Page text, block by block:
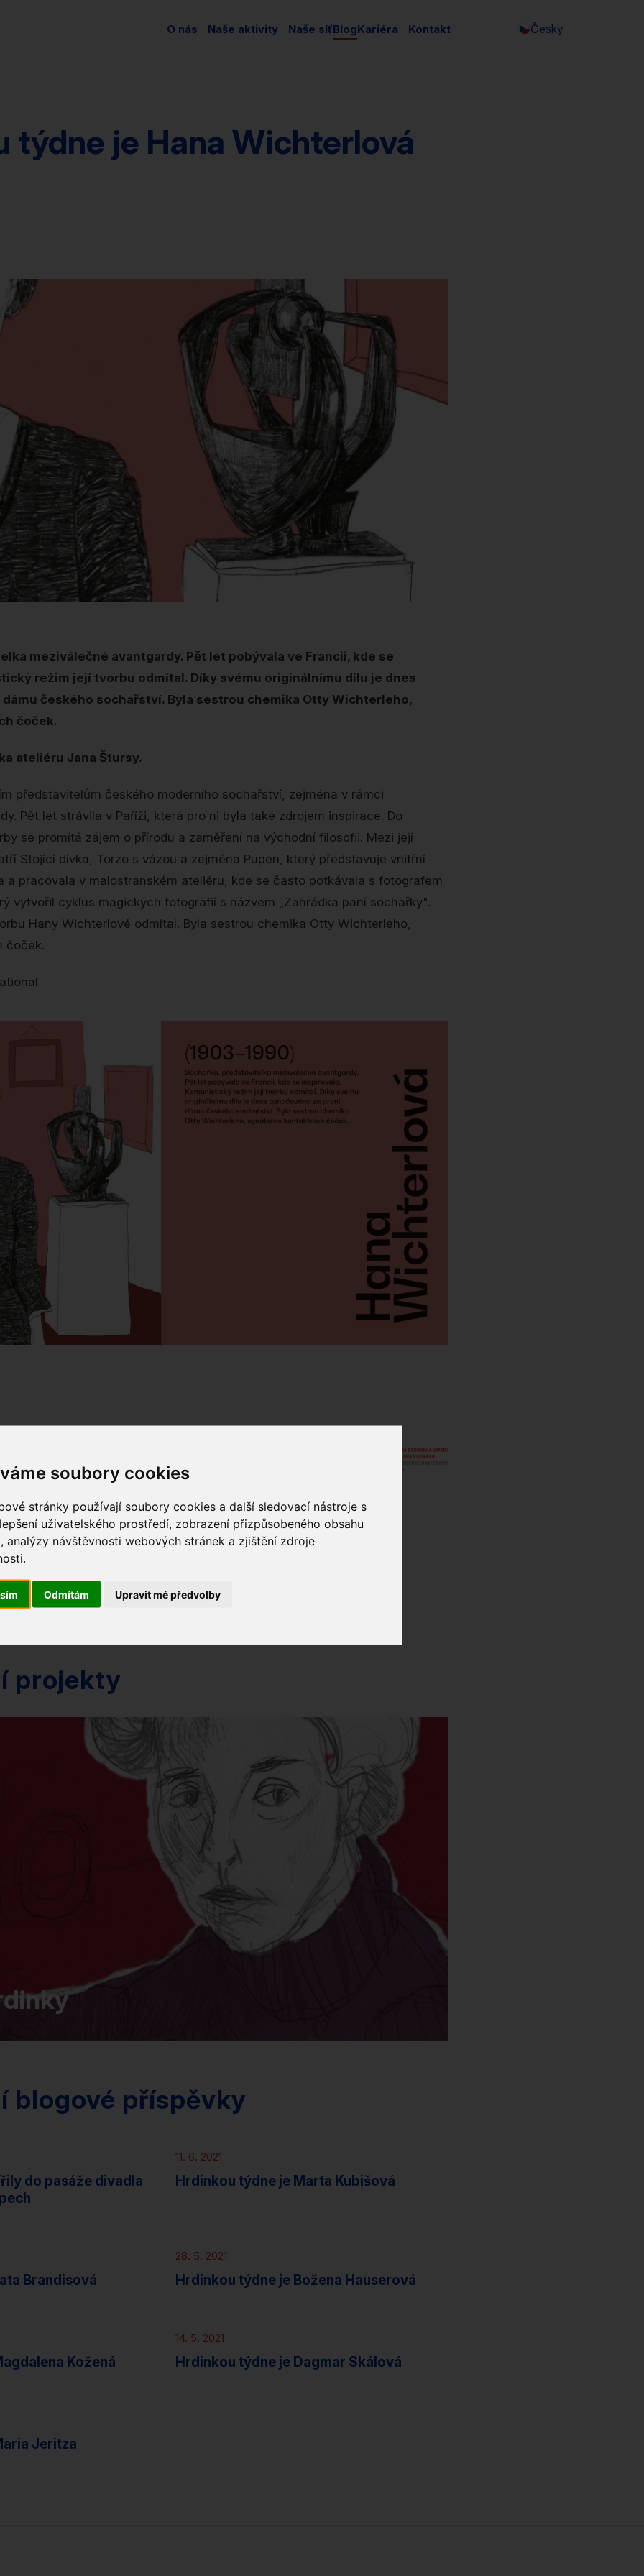
soubory cookies
stránky používají soubory cookies a další sledovací nástroje s
uživatelského prostředí, zobrazení přizpůsobeného obsahu
analýzy návštěvnosti webových stránek a zjištění zdroje
Odmítám Upravit mé předvolby
O nás Naše aktivity Naše síťBlogKariéra Kontakt Česky
týdne je Hana Wichterlová
meziválečné avantgardy. Pět let pobývala ve Francii, kde se
režim její tvorbu odmítal. Díky svému originálnímu dílu je dnes
českého sochařství. Byla sestrou chemika Otty Wichterleho,
čoček.
ateliéru Jana Štursy.
představitelům českého moderního sochařství, zejména v rámci
Pět let strávila v Paříži, která pro ni byla také zdrojem inspirace. Do
se promítá zájem o přírodu a zaměření na východní filosofii. Mezi její
Stojící dívka, Torzo s vázou a zejména Pupen, který představuje vnitřní
a pracovala v malostranském ateliéru, kde se často potkávala s fotografem
vytvořil cyklus magických fotografií s názvem „Zahrádka paní sochařky".
Hany Wichterlové odmítal. Byla sestrou chemika Otty Wichterleho,
čoček.
akce
vědy
divadla Broadway
projekty
blogové příspěvky
do pasáže divadla
11. 6. 2021
Hrdinkou týdne je Marta Kubišová
Brandisová
28. 5. 2021
Hrdinkou týdne je Božena Hauserová
Kožená
14. 5. 2021
Hrdinkou týdne je Dagmar Skálová
Jeritza